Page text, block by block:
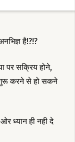
है!?!?
पर सक्रिय होने,
शुरू करने से हो सकने
ध्यान ही नही दे